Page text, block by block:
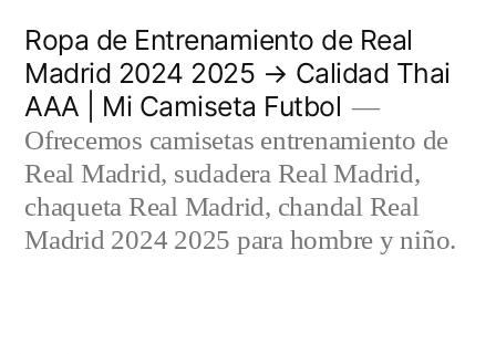
contenido
Ropa de Entrenamiento de Real
Madrid 2024 2025 → Calidad Thai
AAA | Mi Camiseta Futbol
Ofrecemos camisetas entrenamiento de
Real Madrid, sudadera Real Madrid,
chaqueta Real Madrid, chandal Real
Madrid 2024 2025 para hombre y niño.